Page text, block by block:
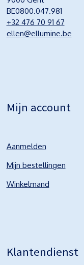
BE0800.047.981
+32 476 70 91 67
ellen@ellumine.be
Mijn account
Aanmelden
Mijn bestellingen
Winkelmand
Klantendienst